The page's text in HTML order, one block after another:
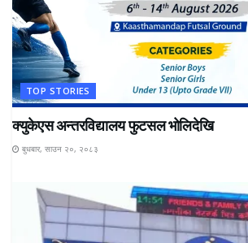
TOP STORIES
क्युकेएस अन्तरविद्यालय फुटसल भोलिदेखि
बुधबार, साउन २०, २०८३